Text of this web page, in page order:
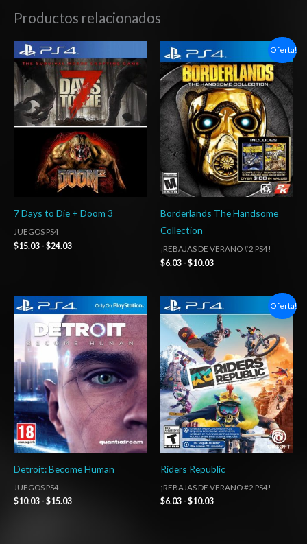
Productos relacionados
7 Days to Die + Doom 3
JUEGOS PS4
$15.03 - $24.03
Rango
de
precios:
desde
$15.03
hasta
$24.03
¡Oferta!
Borderlands The Handsome
Collection
¡REBAJAS DE VERANO #2 PS4!
$6.03 - $10.03
de
precios:
desde
$6.03
hasta
$10.03
Detroit: Become Human
JUEGOS PS4
$10.03 - $15.03
Rango
de
precios:
desde
$10.03
hasta
$15.03
¡Oferta!
Riders Republic
¡REBAJAS DE VERANO #2 PS4!
$6.03 - $10.03
Rango
de
precios:
desde
$6.03
hasta
$10.03